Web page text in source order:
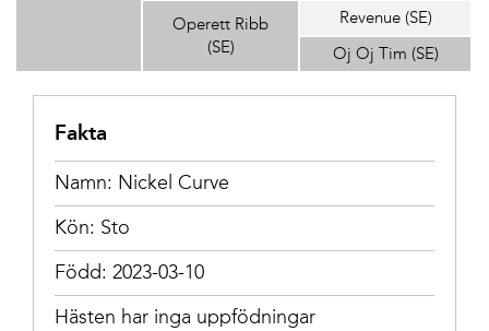
Operett Ribb
(SE)
Revenue (SE)
Oj Oj Tim (SE)
Fakta
Namn: Nickel Curve
Kön: Sto
Född: 2023-03-10
Hästen har inga uppfödningar